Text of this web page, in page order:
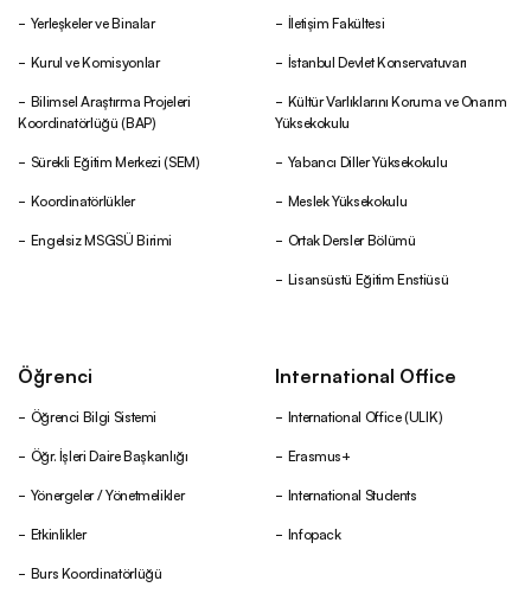
Yerleşkeler ve Binalar
Kurul ve Komisyonlar
Bilimsel Araştırma Projeleri
Koordinatörlüğü (BAP)
Sürekli Eğitim Merkezi (SEM)
Koordinatörlükler
Engelsiz MSGSÜ Birimi
İletişim Fakültesi
İstanbul Devlet Konservatuvarı
Kültür Varlıklarını Koruma ve Onarım
Yüksekokulu
Yabancı Diller Yüksekokulu
Meslek Yüksekokulu
Ortak Dersler Bölümü
Lisansüstü Eğitim Enstiüsü
Öğrenci
Öğrenci Bilgi Sistemi
Öğr. İşleri Daire Başkanlığı
Yönergeler / Yönetmelikler
Etkinlikler
Burs Koordinatörlüğü
International Office
International Office (ULIK)
Erasmus+
International Students
Infopack